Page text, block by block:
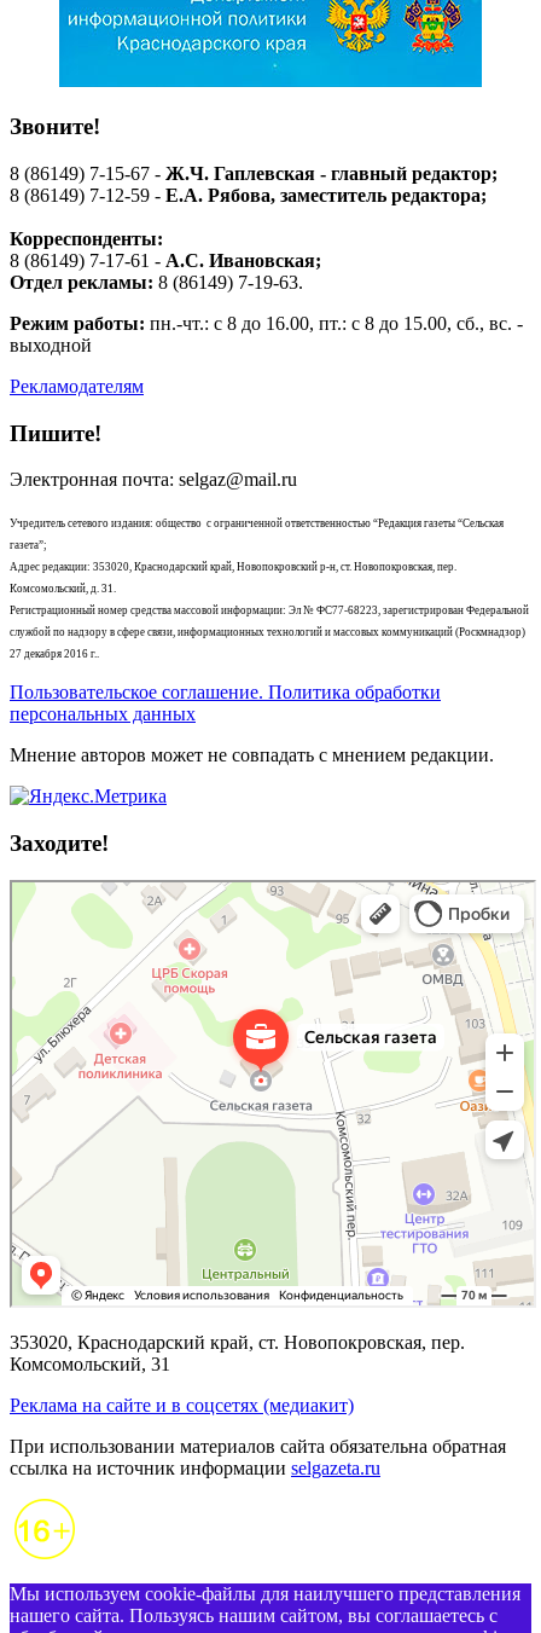
Звоните!
8 (86149) 7-15-67 - Ж.Ч. Гаплевская - главный редактор;
8 (86149) 7-12-59 - Е.А. Рябова, заместитель редактора;
Корреспонденты:
8 (86149) 7-17-61 - А.С. Ивановская;
Отдел рекламы: 8 (86149) 7-19-63.
Режим работы: пн.-чт.: с 8 до 16.00, пт.: с 8 до 15.00, сб., вс. -
выходной
Рекламодателям
Пишите!
Электронная почта: selgaz@mail.ru
Учредитель сетевого издания: общество с ограниченной ответственностью “Редакция газеты “Сельская
газета”;
Адрес редакции: 353020, Краснодарский край, Новопокровский р-н, ст. Новопокровская, пер.
Комсомольский, д. 31.
Регистрационный номер средства массовой информации: Эл № ФС77-68223, зарегистрирован Федеральной
службой по надзору в сфере связи, информационных технологий и массовых коммуникаций (Роскмнадзор)
27 декабря 2016 г..
Пользовательское соглашение. Политика обработки
персональных данных
Мнение авторов может не совпадать с мнением редакции.
Заходите!
353020, Краснодарский край, ст. Новопокровская, пер.
Комсомольский, 31
Реклама на сайте и в соцсетях (медиакит)
При использовании материалов сайта обязательна обратная
ссылка на источник информации selgazeta.ru
Мы используем cookie-файлы для наилучшего представления
нашего сайта. Пользуясь нашим сайтом, вы соглашаетесь с